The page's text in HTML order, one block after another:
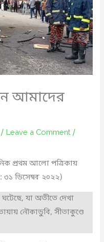
আমাদের
/ Leave a Comment /
প্রথম আলো পত্রিকায়
ডিসেম্বর ২০২২)
যা অতীতে দেখা
নৌকাডুবি, সীতাকুণ্ডে